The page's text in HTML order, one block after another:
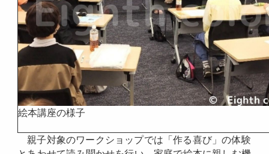
絵本講座の様子
親子対象のワークショップでは「作る喜び」の体験